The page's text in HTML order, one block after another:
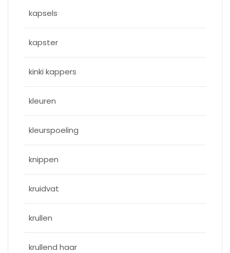
kapsels
kapster
kinki kappers
kleuren
kleurspoeling
knippen
kruidvat
krullen
krullend haar